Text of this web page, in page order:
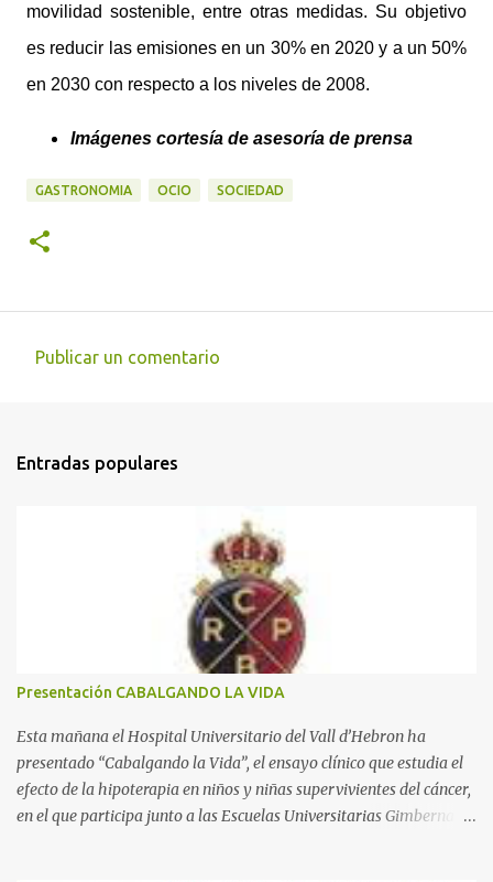
movilidad sostenible, entre otras medidas. Su objetivo
es reducir las emisiones en un 30% en 2020 y a un 50%
en 2030 con respecto a los niveles de 2008.
Imágenes cortesía de asesoría de prensa
GASTRONOMIA OCIO SOCIEDAD
e
s
Publicar un comentario
Entradas populares
Presentación CABALGANDO LA VIDA
Esta mañana el Hospital Universitario del Vall d’Hebron ha
presentado “Cabalgando la Vida”, el ensayo clínico que estudia el
efecto de la hipoterapia en niños y niñas supervivientes del cáncer,
en el que participa junto a las Escuelas Universitarias Gimbernat,